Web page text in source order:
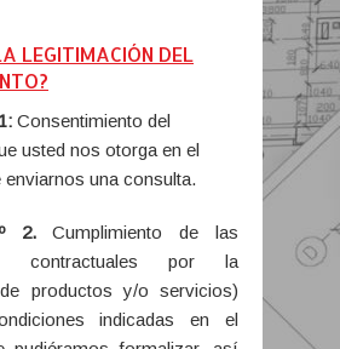
LEGITIMACIÓN DEL
Consentimiento del
usted nos otorga en el
una consulta.
2.Cumplimiento de las
contractuales por la
productos y/o servicios)
indicadas en el